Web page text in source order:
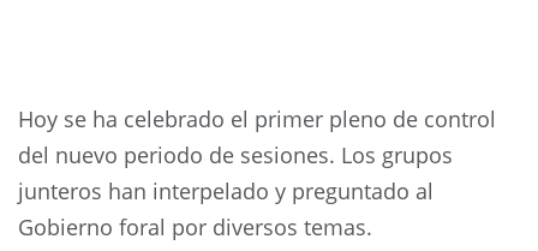
Hoy se ha celebrado el primer pleno de control
del nuevo periodo de sesiones. Los grupos
junteros han interpelado y preguntado al
Gobierno foral por diversos temas.